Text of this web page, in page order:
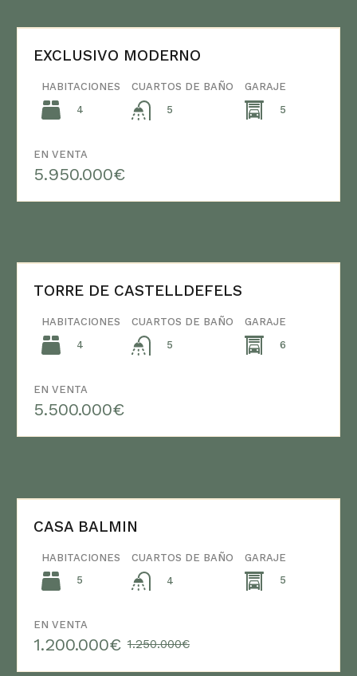
EXCLUSIVO MODERNO
HABITACIONES
4
CUARTOS DE BAÑO
5
GARAJE
5
EN VENTA
5.950.000€
TORRE DE CASTELLDEFELS
HABITACIONES
4
CUARTOS DE BAÑO
5
GARAJE
6
EN VENTA
5.500.000€
CASA BALMIN
HABITACIONES
5
CUARTOS DE BAÑO
4
GARAJE
5
EN VENTA
1.200.000€ 1.250.000€